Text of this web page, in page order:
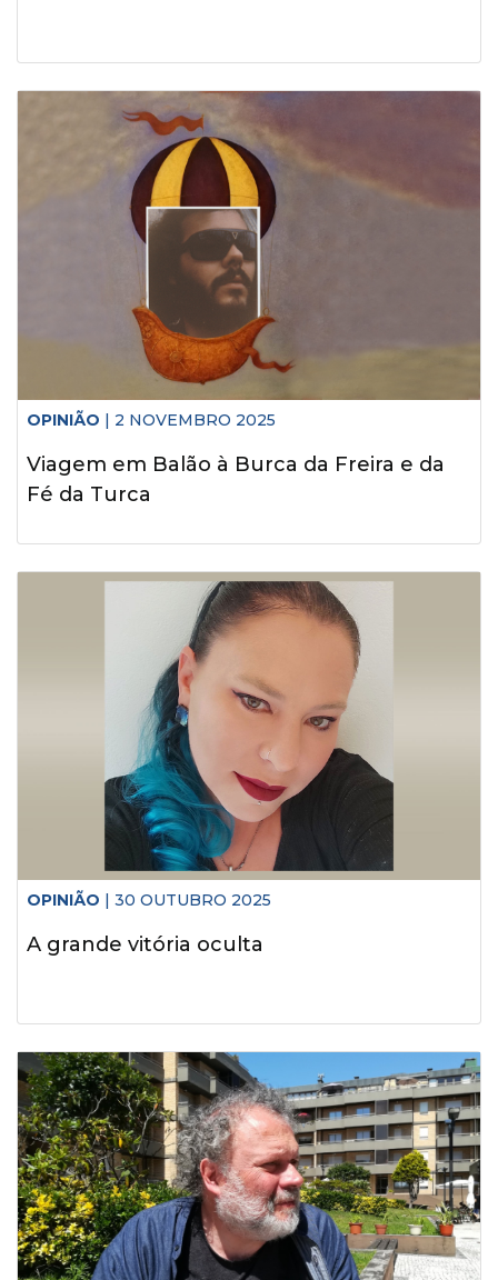
OPINIÃO | 2 NOVEMBRO 2025
Viagem em Balão à Burca da Freira e da
Fé da Turca
OPINIÃO | 30 OUTUBRO 2025
A grande vitória oculta